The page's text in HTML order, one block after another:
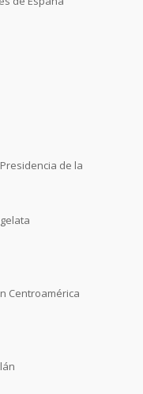
de la
Centroamérica